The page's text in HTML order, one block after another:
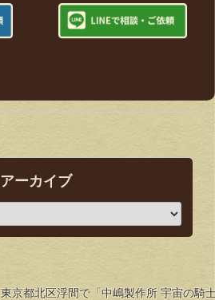
東京都北区浮間で「中嶋製作所 宇宙の騎
アーカイブ